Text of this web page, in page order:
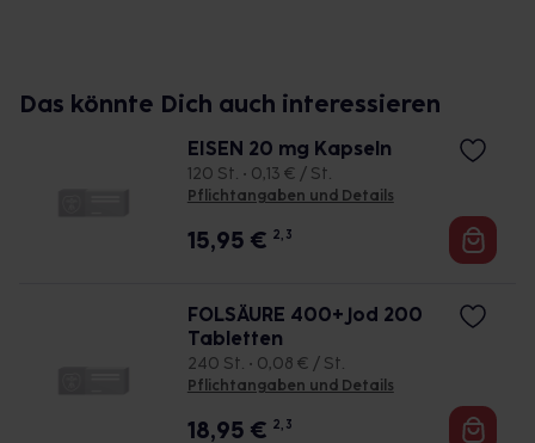
Das könnte Dich auch interessieren
EISEN 20 mg Kapseln
120 St. • 0,13 € / St.
Pflichtangaben und Details
15,95 € 2, 3
FOLSÄURE 400+Jod 200
Tabletten
240 St. • 0,08 € / St.
Pflichtangaben und Details
18,95 € 2, 3